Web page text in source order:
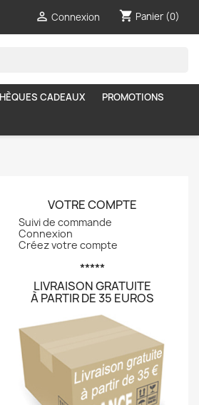
 Connexion shopping_cart Panier (0)
CADEAUX
PROMOTIONS
VOTRE COMPTE
Suivi de commande
Connexion
Créez votre compte
*****
LIVRAISON GRATUITE
À PARTIR DE 35 EUROS